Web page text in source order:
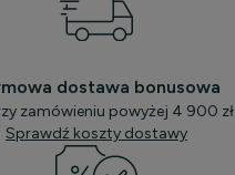
dostawa bonusowa
zamówieniu powyżej 4 900 zł
Sprawdź koszty dostawy